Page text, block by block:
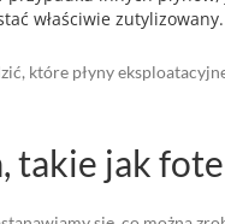
właściwie zutylizowany.
które płyny
takie jak